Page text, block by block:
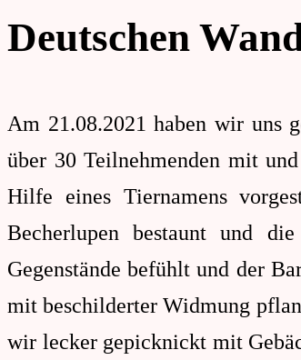
Families"
Deutschen
Am 21.08.2021 haben wir uns
über 30 Teilnehmenden mit
Hilfe eines Tiernamens
Becherlupen bestaunt und
Gegenstände befühlt und der
mit beschilderter Widmung
wir lecker gepicknickt mit